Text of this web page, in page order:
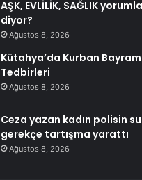
AŞK, EVLİLİK, SAĞLIK
diyor?
Ağustos 8, 2026
Kütahya’da Kurban
Tedbirleri
Ağustos 8, 2026
Ceza yazan kadın polisin
gerekçe tartışma yarattı
Ağustos 8, 2026